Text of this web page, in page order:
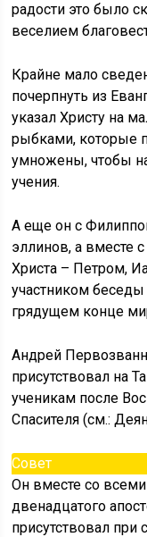
радости это было
веселием
Крайне мало
почерпнуть из
указал Христу на
рыбками, которые
умножены, чтобы
учения.
А еще он с
эллинов, а вместе
Христа – Петром,
участником
грядущем конце
Андрей
присутствовал на
ученикам после
Спасителя (см.:
Совет
Он вместе со
двенадцатого
присутствовал при